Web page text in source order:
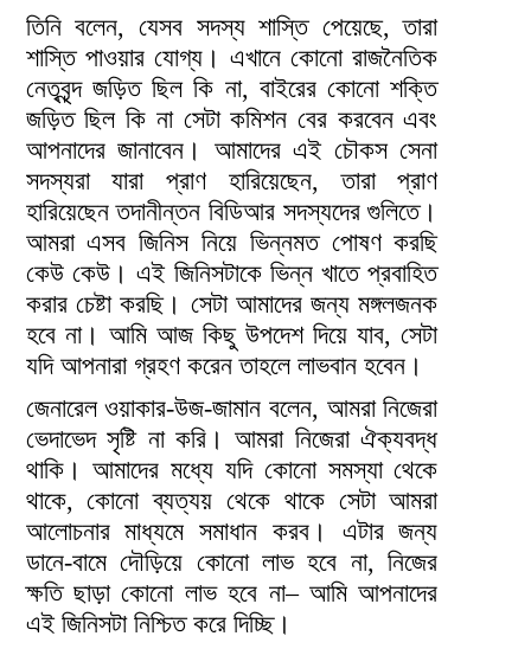
তিনি বলেন, যেসব সদস্য শাস্তি পেয়েছে, তারা
শাস্তি পাওয়ার যোগ্য। এখানে কোনো রাজনৈতিক
নেতৃবৃন্দ জড়িত ছিল কি না, বাইরের কোনো শক্তি
জড়িত ছিল কি না সেটা কমিশন বের করবেন এবং
আপনাদের জানাবেন। আমাদের এই চৌকস সেনা
সদস্যরা যারা প্রাণ হারিয়েছেন, তারা প্রাণ
হারিয়েছেন তদানীন্তন বিডিআর সদস্যদের গুলিতে।
আমরা এসব জিনিস নিয়ে ভিন্নমত পোষণ করছি
কেউ কেউ। এই জিনিসটাকে ভিন্ন খাতে প্রবাহিত
করার চেষ্টা করছি। সেটা আমাদের জন্য মঙ্গলজনক
হবে না। আমি আজ কিছু উপদেশ দিয়ে যাব, সেটা
যদি আপনারা গ্রহণ করেন তাহলে লাভবান হবেন।
জেনারেল ওয়াকার-উজ-জামান বলেন, আমরা নিজেরা
ভেদাভেদ সৃষ্টি না করি। আমরা নিজেরা ঐক্যবদ্ধ
থাকি। আমাদের মধ্যে যদি কোনো সমস্যা থেকে
থাকে, কোনো ব্যত্যয় থেকে থাকে সেটা আমরা
আলোচনার মাধ্যমে সমাধান করব। এটার জন্য
ডানে-বামে দৌড়িয়ে কোনো লাভ হবে না, নিজের
ক্ষতি ছাড়া কোনো লাভ হবে না– আমি আপনাদের
এই জিনিসটা নিশ্চিত করে দিচ্ছি।